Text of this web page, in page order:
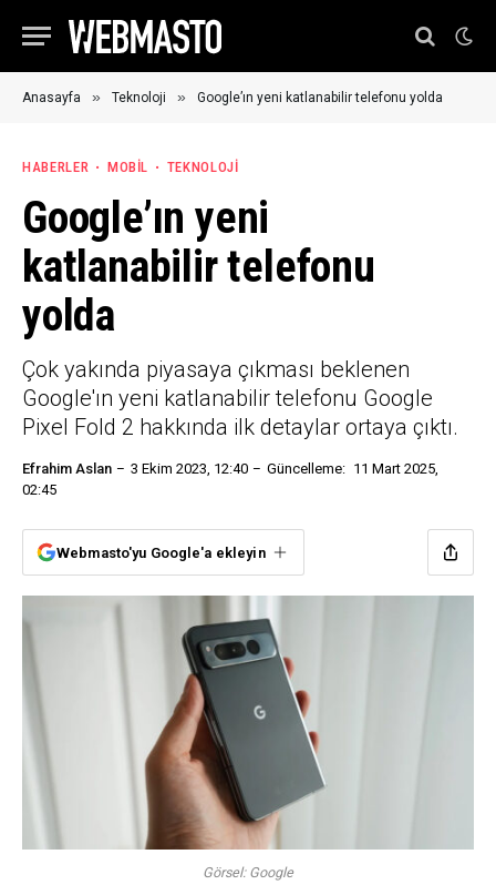
Anasayfa » Teknoloji » Google’ın yeni katlanabilir telefonu yolda
HABERLER MOBIL TEKNOLOJI
Google’ın yeni
katlanabilir telefonu
yolda
Çok yakında piyasaya çıkması beklenen
Google'ın yeni katlanabilir telefonu Google
Pixel Fold 2 hakkında ilk detaylar ortaya çıktı.
Efrahim Aslan 3 Ekim 2023, 12:40 Güncelleme: 11 Mart 2025,
02:45
Webmasto'yu Google'a ekleyin
Görsel: Google